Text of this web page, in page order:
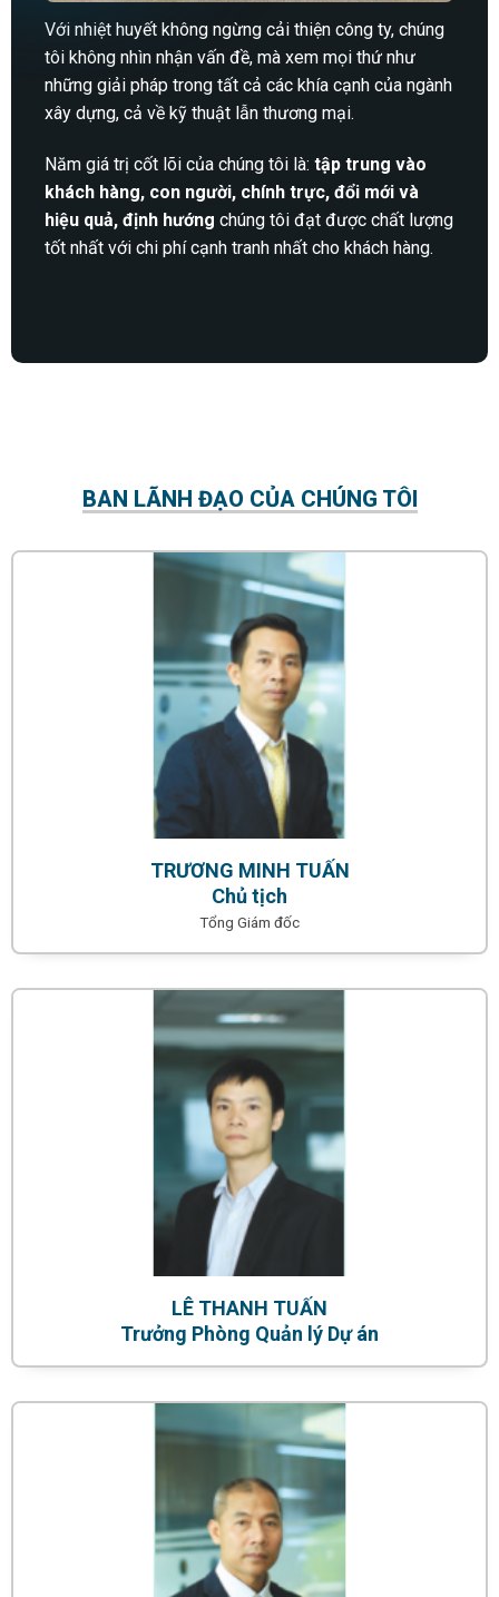
Với nhiệt huyết không ngừng cải thiện công ty, chúng
tôi không nhìn nhận vấn đề, mà xem mọi thứ như
những giải pháp trong tất cả các khía cạnh của ngành
xây dựng, cả về kỹ thuật lẫn thương mại.
Năm giá trị cốt lõi của chúng tôi là: tập trung vào
khách hàng, con người, chính trực, đổi mới và
hiệu quả, định hướng chúng tôi đạt được chất lượng
tốt nhất với chi phí cạnh tranh nhất cho khách hàng.
BAN LÃNH ĐẠO CỦA CHÚNG TÔI
LÊ THANH TUẤN
Trưởng Phòng Quản lý Dự án
TRƯƠNG MINH TUẤN
Chủ tịch
Tổng Giám đốc